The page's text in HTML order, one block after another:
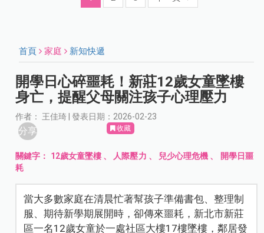
首頁 家庭 新知快遞
開學日心碎噩耗！新莊12歲女童墜樓
身亡，提醒父母關注孩子心理壓力
作者： 王佳琦 | 發表日期：2026-02-23
分享 收藏
關鍵字： 12歲女童墜樓 、 人際壓力 、 兒少心理危機 、
開學日噩
耗
當大多數家庭在清晨忙著幫孩子準備書包、整理制
服、期待新學期展開時，卻傳來噩耗，新北市新莊
區一名12歲女童於一處社區大樓17樓墜樓，鄰居發